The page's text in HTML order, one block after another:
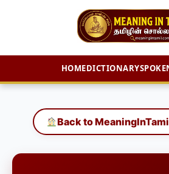
HOMEDICTIONARY
content
Back to